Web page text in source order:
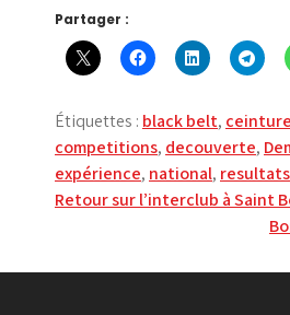
Partager :
Étiquettes : black belt,
competitions, decouverte,
expérience, national, resultats
Navigation
l’article
Retour sur l’interclub à Saint